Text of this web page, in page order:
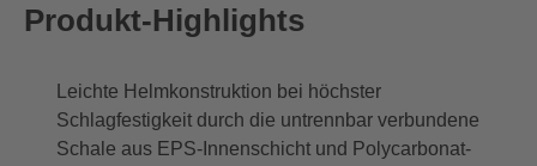
Produkt-Highlights
Leichte Helmkonstruktion bei höchster
Schlagfestigkeit durch die untrennbar verbundene
Schale aus EPS-Innenschicht und Polycarbonat-